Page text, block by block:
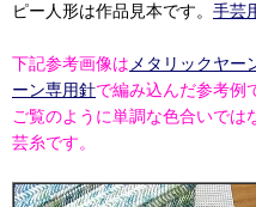
ピー人形は作品見本です。 手芸
下記参考画像は メタリックヤー
ーン専用針で編み込んだ参考例
ご覧のように単調な色合いで
芸糸です。